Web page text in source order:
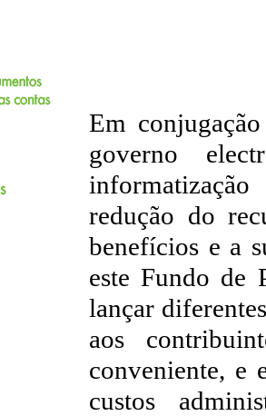
Em
governo
redução do
benefícios e a
este Fundo de
lançar
aos
conveniente, e
custos